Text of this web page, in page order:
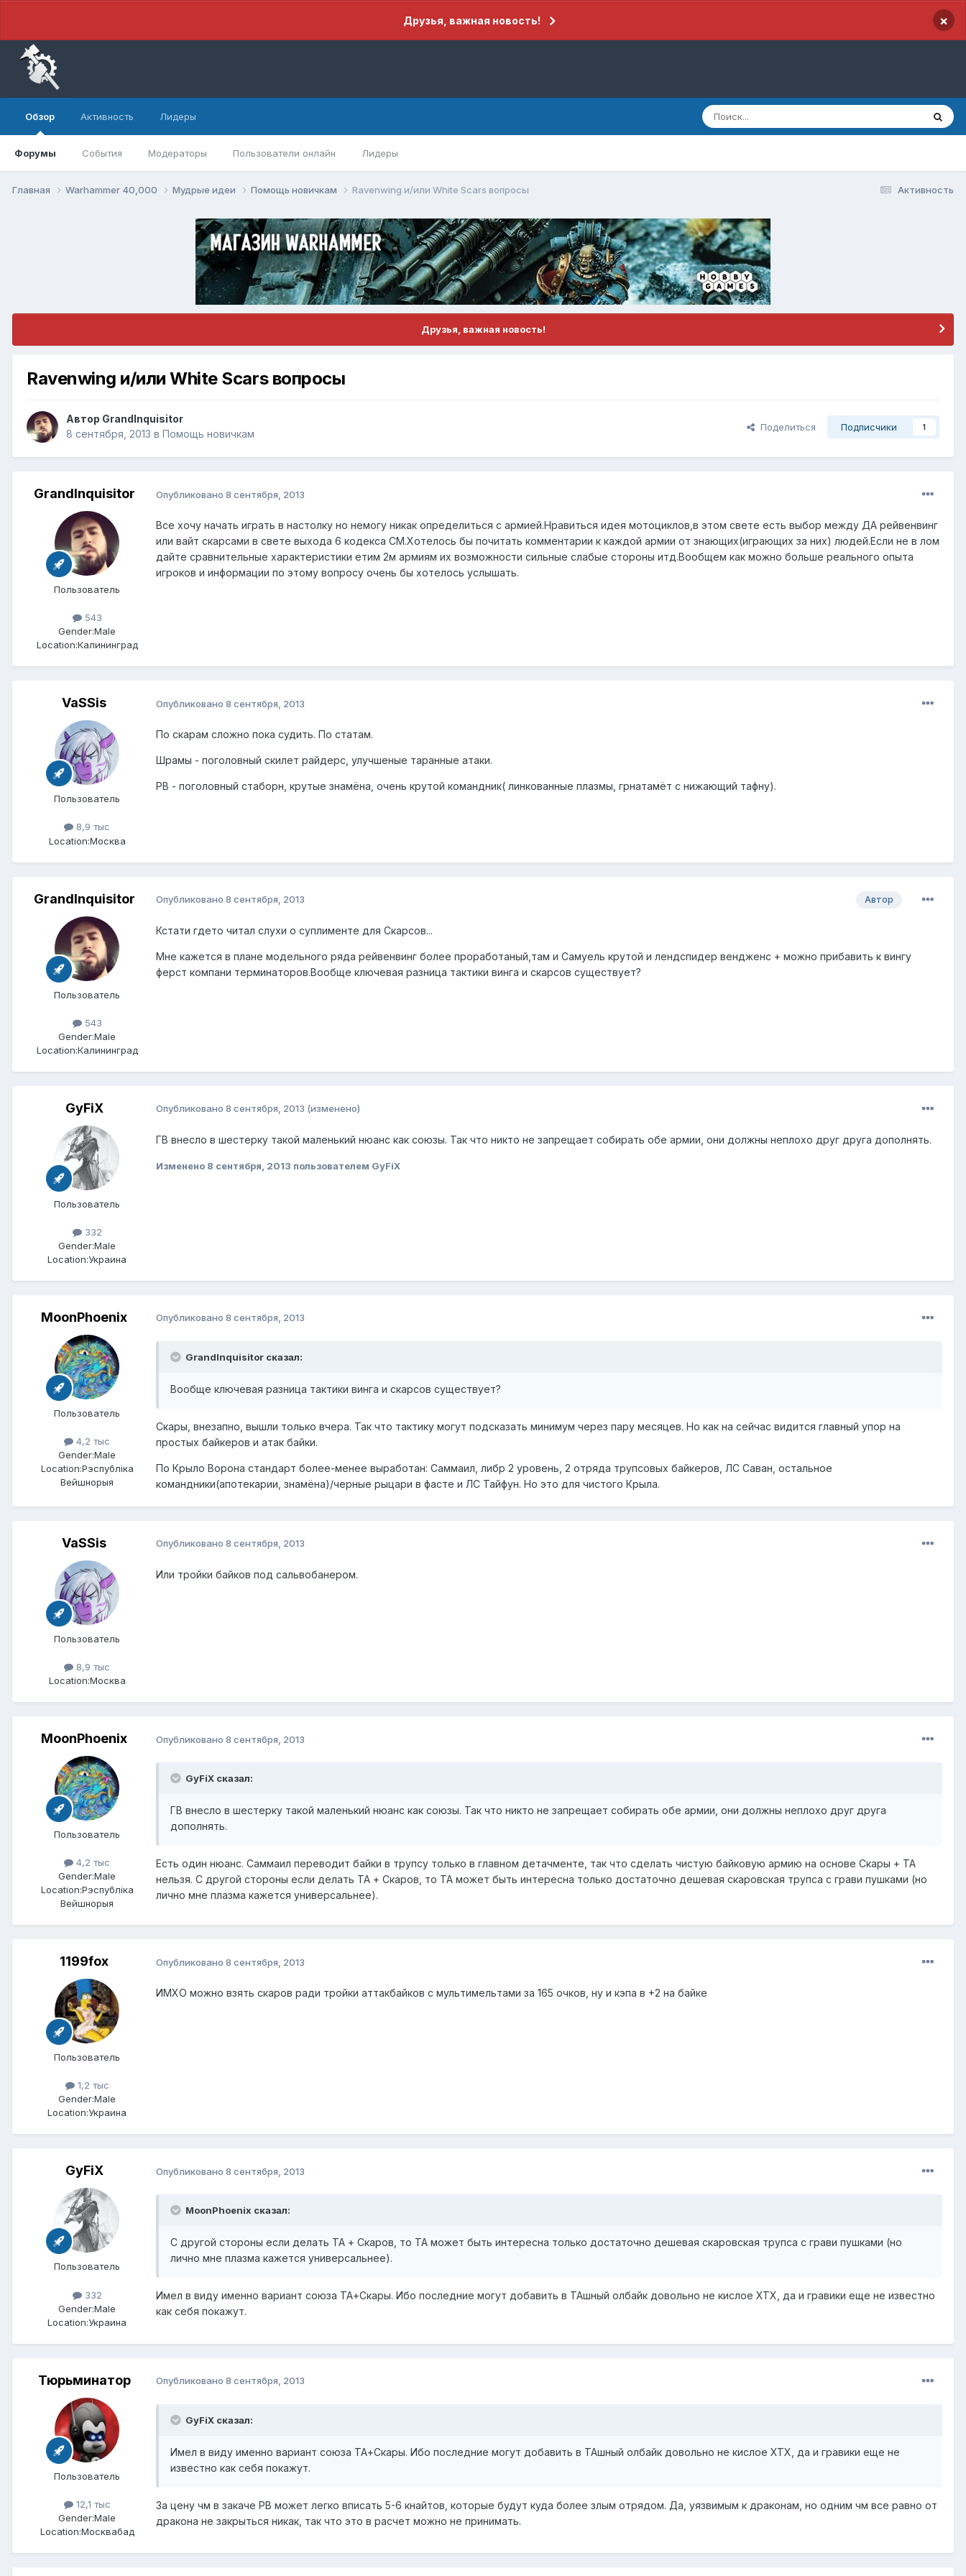
Друзья, важная новость! ×
Обзор
Форумы События Модераторы Пользователи онлайн Лидеры
Активность Лидеры
Активность
Главная Warhammer 40,000 Мудрые идеи Помощь новичкам Ravenwing и/или White Scars вопросы
Друзья, важная новость!
Ravenwing и/или White Scars вопросы
Автор GrandInquisitor
8 сентября, 2013 в Помощь новичкам
Поделиться Подписчики 1
GrandInquisitor
Пользователь
543
Gender:Male
Location:Калининград
Опубликовано 8 сентября, 2013
Все хочу начать играть в настолку но немогу никак определиться с армией.Нравиться идея мотоциклов,в этом свете есть выбор между ДА рейвенвинг
или вайт скарсами в свете выхода 6 кодекса СМ.Хотелось бы почитать комментарии к каждой армии от знающих(играющих за них) людей.Если не в лом
дайте сравнительные характеристики етим 2м армиям их возможности сильные слабые стороны итд.Вообщем как можно больше реального опыта
игроков и информации по этому вопросу очень бы хотелось услышать.
VaSSis
Пользователь
8,9 тыс
Location:Москва
Опубликовано 8 сентября, 2013
По скарам сложно пока судить. По статам.
Шрамы - поголовный скилет райдерс, улучшеные таранные атаки.
РВ - поголовный стаборн, крутые знамёна, очень крутой командник( линкованные плазмы, грнатамёт с нижающий тафну).
GrandInquisitor
Пользователь
543
Gender:Male
Location:Калининград
Автор
Опубликовано 8 сентября, 2013
Кстати гдето читал слухи о суплименте для Скарсов...
Мне кажется в плане модельного ряда рейвенвинг более проработаный,там и Самуель крутой и лендспидер вендженс + можно прибавить к вингу
ферст компани терминаторов.Вообще ключевая разница тактики винга и скарсов существует?
GyFiX
Пользователь
332
Gender:Male
Location:Украина
Опубликовано 8 сентября, 2013 (изменено)
ГВ внесло в шестерку такой маленький нюанс как союзы. Так что никто не запрещает собирать обе армии, они должны неплохо друг друга дополнять.
Изменено 8 сентября, 2013 пользователем GyFiX
MoonPhoenix
Пользователь
4,2 тыс
Gender:Male
Location:Рэспублiка
Вейшнорыя
Опубликовано 8 сентября, 2013
GrandInquisitor сказал:
Вообще ключевая разница тактики винга и скарсов существует?
Скары, внезапно, вышли только вчера. Так что тактику могут подсказать минимум через пару месяцев. Но как на сейчас видится главный упор на
простых байкеров и атак байки.
По Крыло Ворона стандарт более-менее выработан: Саммаил, либр 2 уровень, 2 отряда трупсовых байкеров, ЛС Саван, остальное
командники(апотекарии, знамёна)/черные рыцари в фасте и ЛС Тайфун. Но это для чистого Крыла.
VaSSis
Пользователь
8,9 тыс
Location:Москва
Опубликовано 8 сентября, 2013
Или тройки байков под сальвобанером.
MoonPhoenix
Пользователь
4,2 тыс
Gender:Male
Location:Рэспублiка
Вейшнорыя
Опубликовано 8 сентября, 2013
GyFiX сказал:
ГВ внесло в шестерку такой маленький нюанс как союзы. Так что никто не запрещает собирать обе армии, они должны неплохо друг друга
дополнять.
Есть один нюанс. Саммаил переводит байки в трупсу только в главном детачменте, так что сделать чистую байковую армию на основе Скары + ТА
нельзя. С другой стороны если делать ТА + Скаров, то ТА может быть интересна только достаточно дешевая скаровская трупса с грави пушками (но
лично мне плазма кажется универсальнее).
1199fox
Пользователь
1,2 тыс
Gender:Male
Location:Украина
Опубликовано 8 сентября, 2013
ИМХО можно взять скаров ради тройки аттакбайков с мультимельтами за 165 очков, ну и кэпа в +2 на байке
GyFiX
Пользователь
332
Gender:Male
Location:Украина
Опубликовано 8 сентября, 2013
MoonPhoenix сказал:
С другой стороны если делать ТА + Скаров, то ТА может быть интересна только достаточно дешевая скаровская трупса с грави пушками (но
лично мне плазма кажется универсальнее).
Имел в виду именно вариант союза ТА+Скары. Ибо последние могут добавить в ТАшный олбайк довольно не кислое ХТХ, да и гравики еще не известно
как себя покажут.
Тюрьминатор
Пользователь
12,1 тыс
Gender:Male
Location:Москвабад
Опубликовано 8 сентября, 2013
GyFiX сказал:
Имел в виду именно вариант союза ТА+Скары. Ибо последние могут добавить в ТАшный олбайк довольно не кислое ХТХ, да и гравики еще не
известно как себя покажут.
За цену чм в закаче РВ может легко вписать 5-6 кнайтов, которые будут куда более злым отрядом. Да, уязвимым к драконам, но одним чм все равно от
дракона не закрыться никак, так что это в расчет можно не принимать.